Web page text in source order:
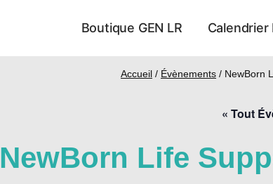
Boutique GEN LR Calendrier
Accueil / Évènements / NewBorn
« Tout
NewBorn Life